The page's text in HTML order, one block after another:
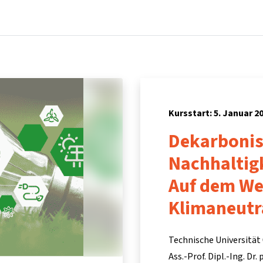
Kursstart: 5. Januar
Auf dem
Technische
Ass.-Prof. Dipl.-Ing.